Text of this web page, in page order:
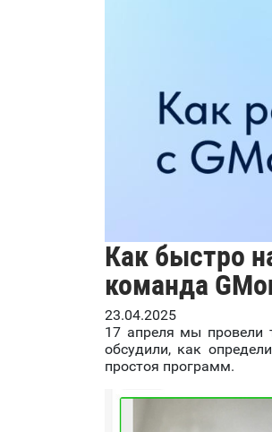
Как быстро
команда
23.04.2025
17 апреля мы провели
обсудили, как
простоя программ.